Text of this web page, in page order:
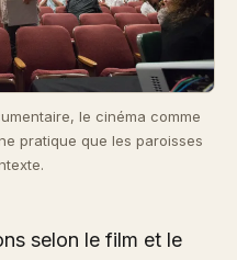
le cinéma comme
pratique que les paroisses
selon le film et le